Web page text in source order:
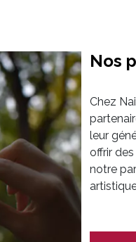
Nos
Chez
leur
offrir
notre